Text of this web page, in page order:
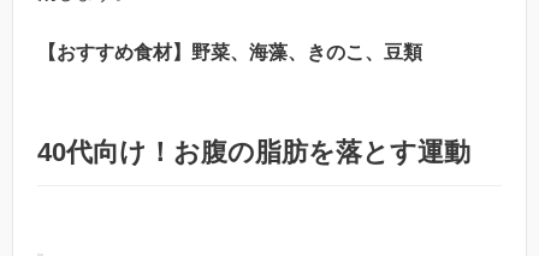
【おすすめ食材】野菜、海藻、きのこ、豆類
40代向け！お腹の脂肪を落とす運動